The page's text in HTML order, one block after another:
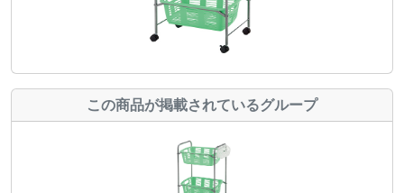
この商品が掲載されているグループ